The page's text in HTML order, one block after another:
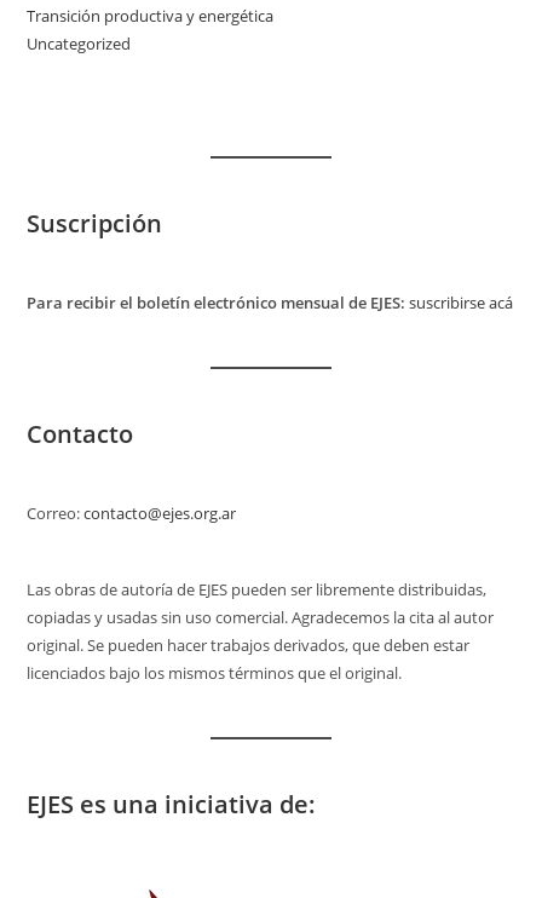
Transición productiva y energética
Uncategorized
Suscripción
Para recibir el boletín electrónico mensual de EJES:suscribirse acá
Contacto
Correo:contacto@ejes.org.ar
Las obras de autoría de EJES pueden ser libremente distribuidas,
copiadas y usadas sin uso comercial. Agradecemos la cita al autor
original. Se pueden hacer trabajos derivados, que deben estar
licenciados bajo los mismos términos que el original.
EJES es una iniciativa de: